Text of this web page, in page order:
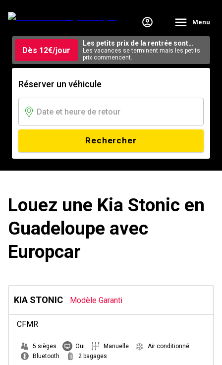
Menu
Dès 12€/jour
Les petits prix de la rentrée sont
arrivés.
Les vacances se terminent mais les petits
prix commencent.
Réserver un véhicule
Rechercher
Louez une Kia Stonic en
Guadeloupe avec
Europcar
KIA STONIC Modèle Garanti
CFMR
5 sièges Oui Manuelle
Air conditionné
Bluetooth
2 bagages